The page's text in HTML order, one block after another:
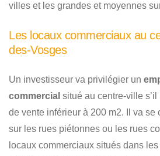
villes et les grandes et moyennes
Les locaux commerciaux au
des-Vosges
Un investisseur va privilégier un
commercial situé au centre-ville
de vente inférieur à 200 m2. Il va se
sur les rues piétonnes ou les rues
locaux commerciaux situés dans